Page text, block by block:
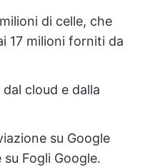
di celle, che
17 milioni forniti da
cloud e dalla
su Google
Fogli Google.